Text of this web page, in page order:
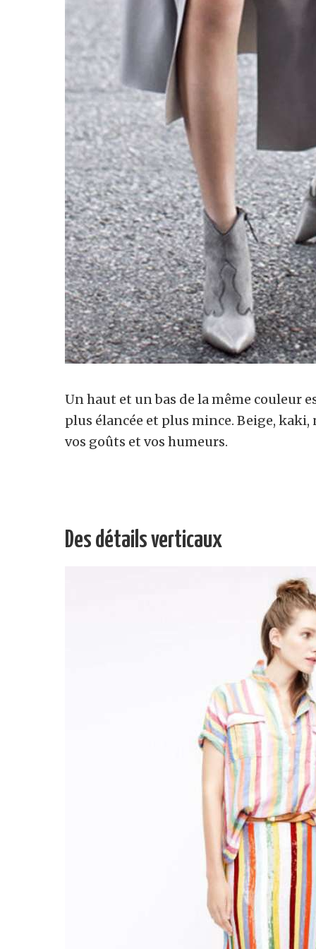
Un haut et un bas de la même couleur
plus élancée et plus mince. Beige,
vos goûts et vos humeurs.
Des détails verticaux